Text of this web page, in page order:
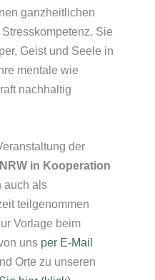
ganzheitlichen
Sie
Geist und Seele in
mentale wie
nachhaltig
der
in Kooperation
auch als
teilgenommen
Vorlage beim
uns per E-Mail
Orte zu unseren